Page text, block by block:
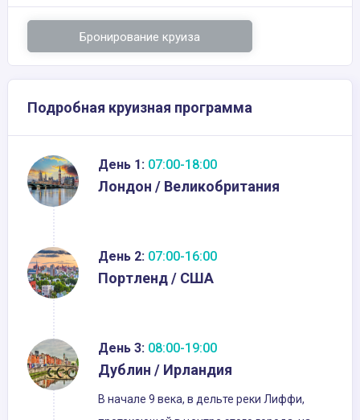
Бронирование круиза
Подробная круизная программа
День 1: 07:00-18:00
Лондон / Великобритания
День 2: 07:00-16:00
Портленд / США
День 3: 08:00-19:00
Дублин / Ирландия
В начале 9 века, в дельте реки Лиффи,